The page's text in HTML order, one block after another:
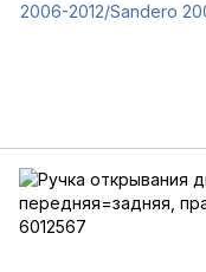
2006-2012/Sandero